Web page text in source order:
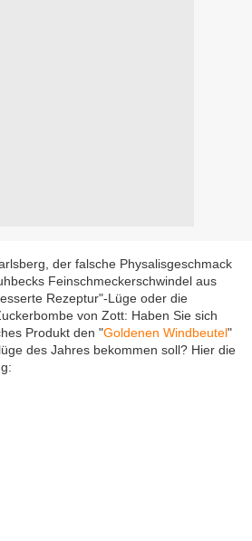
der falsche Physalisgeschmack
Feinschmeckerschwindel aus
Rezeptur"-Lüge oder die
von Zott: Haben Sie sich
Produkt den "Goldenen Windbeutel"
des Jahres bekommen soll? Hier die